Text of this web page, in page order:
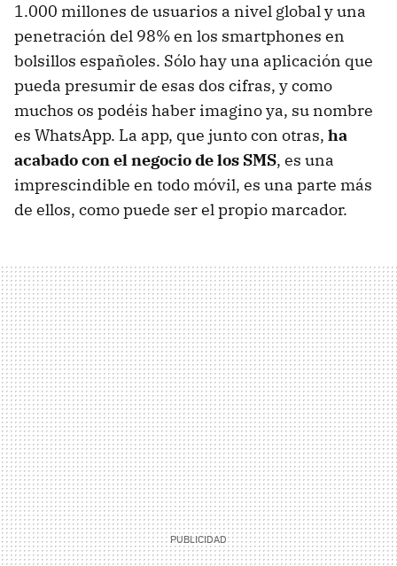
1.000 millones de usuarios a nivel global y una
penetración del 98% en los smartphones en
bolsillos españoles. Sólo hay una aplicación que
pueda presumir de esas dos cifras, y como
muchos os podéis haber imagino ya, su nombre
es WhatsApp. La app, que junto con otras, ha
acabado con el negocio de los SMS, es una
imprescindible en todo móvil, es una parte más
de ellos, como puede ser el propio marcador.